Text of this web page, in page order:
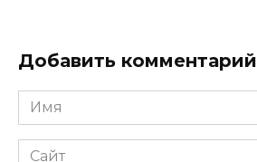
Добавить комментарий
Имя
*
Сайт